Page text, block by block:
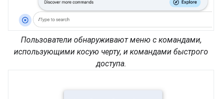
Пользователи обнаруживают меню с командами,
использующими косую черту, и командами быстрого
доступа.